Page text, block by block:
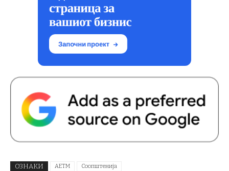
ОЗНАКИ АЕТМ Соопштенија